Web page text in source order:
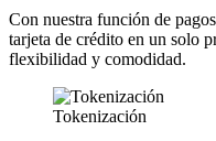
Con nuestra función de
tarjeta de crédito en un solo
flexibilidad y comodidad.
Tokenización